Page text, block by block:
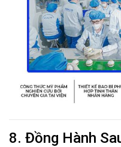
8. Đồng Hành